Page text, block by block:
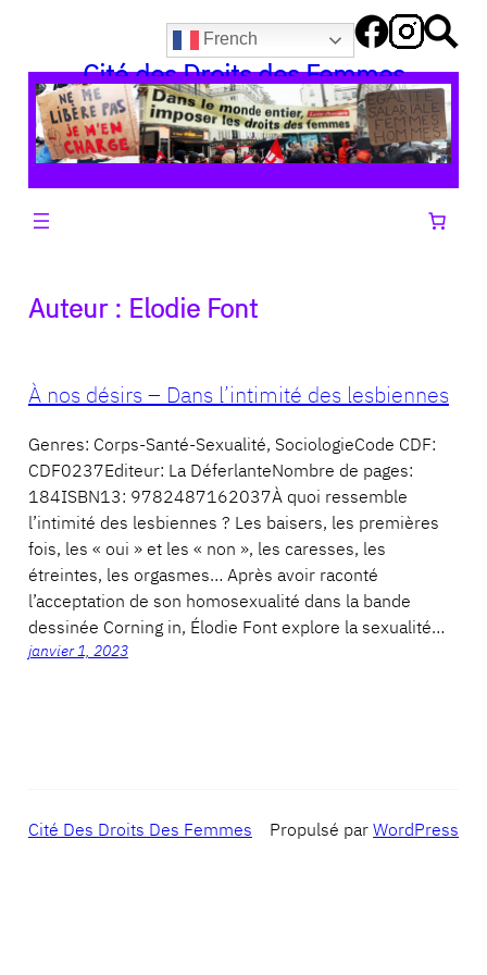
contenu
French
Cité des Droits des Femmes
Auteur : Elodie Font
À nos désirs – Dans l’intimité des lesbiennes
Genres: Corps-Santé-Sexualité, SociologieCode CDF:
CDF0237Editeur: La DéferlanteNombre de pages:
184ISBN13: 9782487162037À quoi ressemble
l’intimité des lesbiennes ? Les baisers, les premières
fois, les « oui » et les « non », les caresses, les
étreintes, les orgasmes… Après avoir raconté
l’acceptation de son homosexualité dans la bande
dessinée Corning in, Élodie Font explore la sexualité…
janvier 1, 2023
Cité Des Droits Des Femmes Propulsé parWordPress